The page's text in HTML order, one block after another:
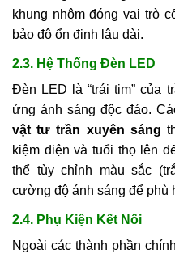
khung nhôm đóng vai trò
bảo độ ổn định lâu dài.
2.3. Hệ Thống Đèn LED
Đèn LED là “trái tim” của
ứng ánh sáng độc đáo.
vật tư trần xuyên sáng
kiệm điện và tuổi thọ lên
thể tùy chỉnh màu sắc
cường độ ánh sáng để phù
2.4. Phụ Kiện Kết Nối
Ngoài các thành phần